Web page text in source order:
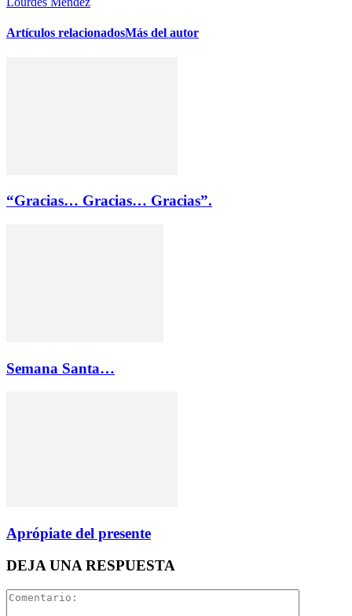
Artículos relacionadosMás del autor
“Gracias… Gracias… Gracias”.
Semana Santa…
Aprópiate del presente
DEJA UNA RESPUESTA